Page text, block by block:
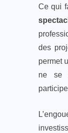
Ce qui
des
permet
ne se